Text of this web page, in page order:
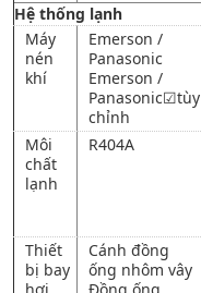
Hệ thống lạnh
Máy
nén
khí
Emerson /
Panasonic
Emerson /
Panasonic☑tùy
chỉnh
Môi
chất
lạnh
R404A
Thiết
bị bay
Cánh đồng
ống nhôm vây